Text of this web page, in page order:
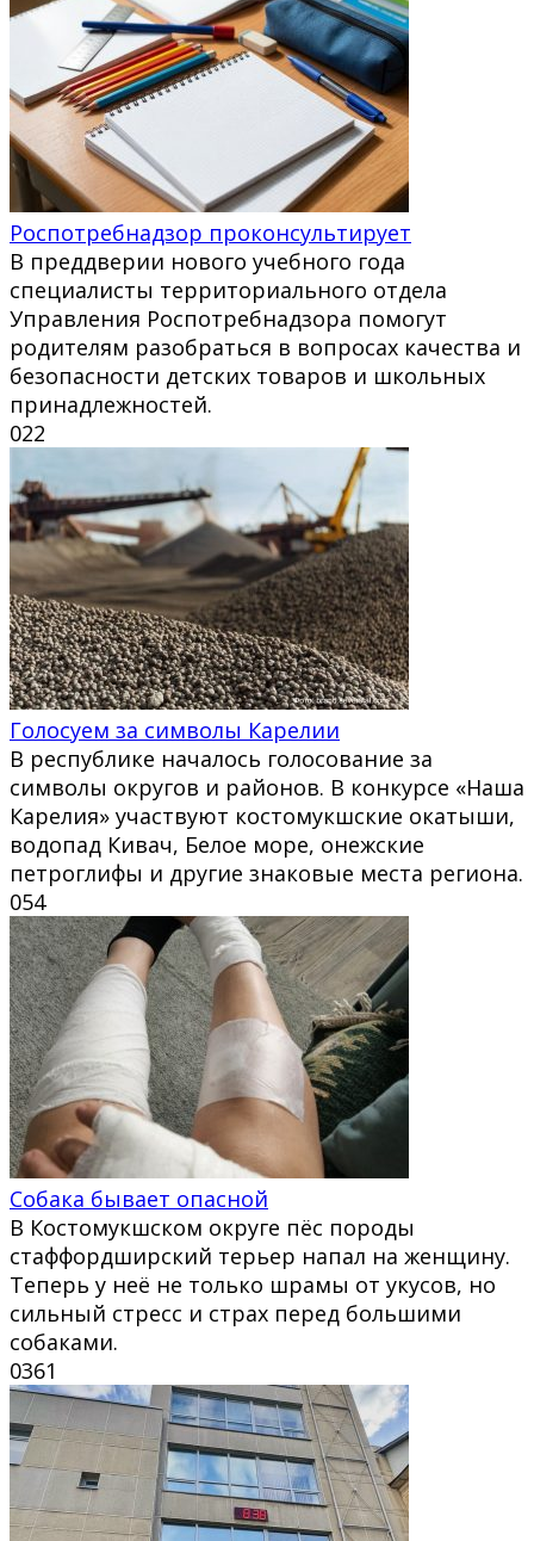
Роспотребнадзор проконсультирует
В преддверии нового учебного года
специалисты территориального отдела
Управления Роспотребнадзора помогут
родителям разобраться в вопросах качества и
безопасности детских товаров и школьных
принадлежностей.
022
Голосуем за символы Карелии
В республике началось голосование за
символы округов и районов. В конкурсе «Наша
Карелия» участвуют костомукшские окатыши,
водопад Кивач, Белое море, онежские
петроглифы и другие знаковые места региона.
054
Собака бывает опасной
В Костомукшском округе пёс породы
стаффордширский терьер напал на женщину.
Теперь у неё не только шрамы от укусов, но
сильный стресс и страх перед большими
собаками.
0361